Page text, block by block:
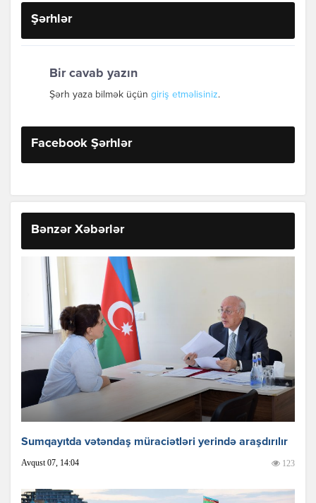
Şərhlər
Bir cavab yazın
Şərh yaza bilmək üçün giriş etməlisiniz.
Facebook Şərhlər
Bənzər Xəbərlər
Sumqayıtda vətəndaş müraciətləri yerində araşdırılır
Avqust 07, 14:04 123